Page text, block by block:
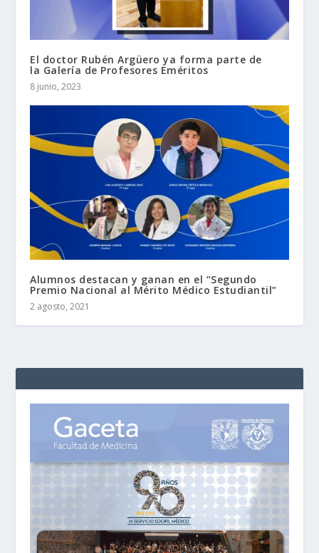
El doctor Rubén Argüero ya forma parte de
la Galería de Profesores Eméritos
8 junio, 2023
Alumnos destacan y ganan en el “Segundo
Premio Nacional al Mérito Médico Estudiantil”
2 agosto, 2021